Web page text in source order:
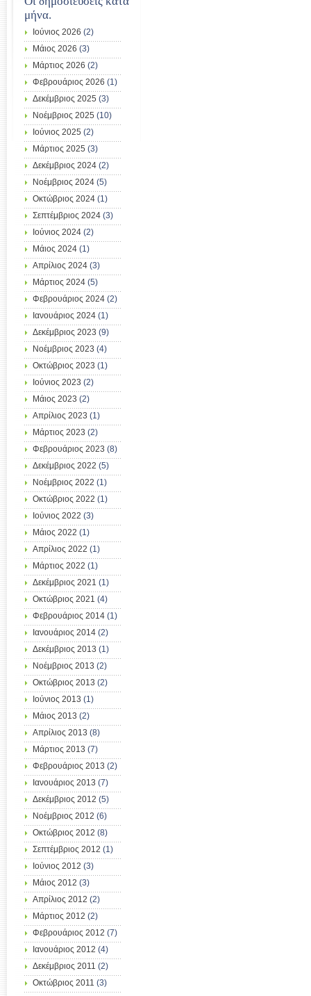
μήνα.
Ιούνιος 2026 (2)
Μάιος 2026 (3)
Μάρτιος 2026 (2)
Φεβρουάριος 2026 (1)
Δεκέμβριος 2025 (3)
Νοέμβριος 2025 (10)
Ιούνιος 2025 (2)
Μάρτιος 2025 (3)
Δεκέμβριος 2024 (2)
Νοέμβριος 2024 (5)
Οκτώβριος 2024 (1)
Σεπτέμβριος 2024 (3)
Ιούνιος 2024 (2)
Μάιος 2024 (1)
Απρίλιος 2024 (3)
Μάρτιος 2024 (5)
Φεβρουάριος 2024 (2)
Ιανουάριος 2024 (1)
Δεκέμβριος 2023 (9)
Νοέμβριος 2023 (4)
Οκτώβριος 2023 (1)
Ιούνιος 2023 (2)
Μάιος 2023 (2)
Απρίλιος 2023 (1)
Μάρτιος 2023 (2)
Φεβρουάριος 2023 (8)
Δεκέμβριος 2022 (5)
Νοέμβριος 2022 (1)
Οκτώβριος 2022 (1)
Ιούνιος 2022 (3)
Μάιος 2022 (1)
Απρίλιος 2022 (1)
Μάρτιος 2022 (1)
Δεκέμβριος 2021 (1)
Οκτώβριος 2021 (4)
Φεβρουάριος 2014 (1)
Ιανουάριος 2014 (2)
Δεκέμβριος 2013 (1)
Νοέμβριος 2013 (2)
Οκτώβριος 2013 (2)
Ιούνιος 2013 (1)
Μάιος 2013 (2)
Απρίλιος 2013 (8)
Μάρτιος 2013 (7)
Φεβρουάριος 2013 (2)
Ιανουάριος 2013 (7)
Δεκέμβριος 2012 (5)
Νοέμβριος 2012 (6)
Οκτώβριος 2012 (8)
Σεπτέμβριος 2012 (1)
Ιούνιος 2012 (3)
Μάιος 2012 (3)
Απρίλιος 2012 (2)
Μάρτιος 2012 (2)
Φεβρουάριος 2012 (7)
Ιανουάριος 2012 (4)
Δεκέμβριος 2011 (2)
Οκτώβριος 2011 (3)